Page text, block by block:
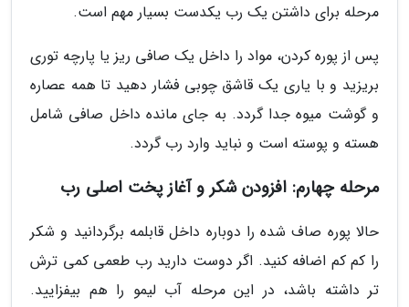
مرحله برای داشتن یک رب یکدست بسیار مهم است.
پس از پوره کردن، مواد را داخل یک صافی ریز یا پارچه توری
بریزید و با یاری یک قاشق چوبی فشار دهید تا همه عصاره
و گوشت میوه جدا گردد. به جای مانده داخل صافی شامل
هسته و پوسته است و نباید وارد رب گردد.
مرحله چهارم: افزودن شکر و آغاز پخت اصلی رب
حالا پوره صاف شده را دوباره داخل قابلمه برگردانید و شکر
را کم کم اضافه کنید. اگر دوست دارید رب طعمی کمی ترش
تر داشته باشد، در این مرحله آب لیمو را هم بیفزایید.